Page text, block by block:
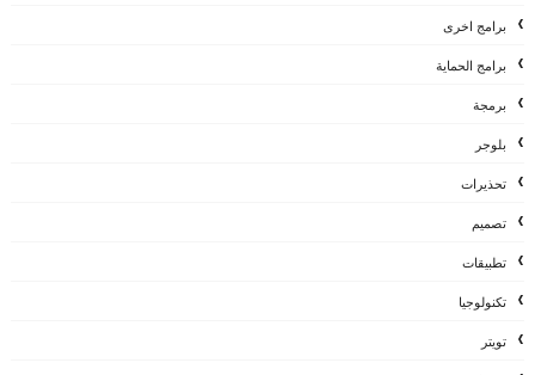
برامج اخرى
برامج الحماية
برمجة
بلوجر
تحذيرات
تصميم
تطبيقات
تكنولوجيا
تويتر